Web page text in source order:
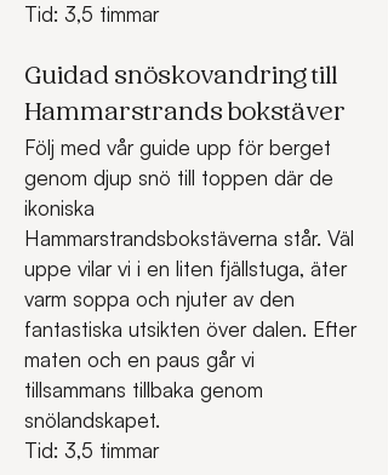
Tid: 3,5 timmar
Guidad snöskovandring till
Hammarstrands bokstäver
Följ med vår guide upp för berget
genom djup snö till toppen där de
ikoniska
Hammarstrandsbokstäverna står. Väl
uppe vilar vi i en liten fjällstuga, äter
varm soppa och njuter av den
fantastiska utsikten över dalen. Efter
maten och en paus går vi
tillsammans tillbaka genom
snölandskapet.
Tid: 3,5 timmar